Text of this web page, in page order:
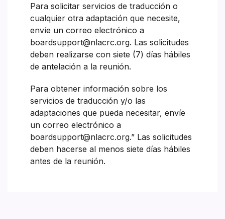
Para solicitar servicios de traducción o
cualquier otra adaptación que necesite,
envíe un correo electrónico a
boardsupport@nlacrc.org. Las solicitudes
deben realizarse con siete (7) días hábiles
de antelación a la reunión.
Para obtener información sobre los
servicios de traducción y/o las
adaptaciones que pueda necesitar, envíe
un correo electrónico a
boardsupport@nlacrc.org.” Las solicitudes
deben hacerse al menos siete días hábiles
antes de la reunión.